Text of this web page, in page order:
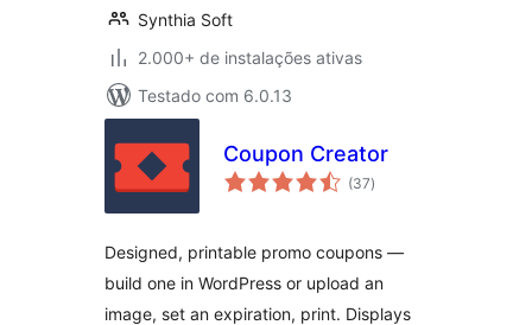
Synthia Soft
2.000+ de instalações ativas
Testado com 6.0.13
Coupon Creator
(37total
de
)
Designed, printable promo coupons —
build one in WordPress or upload an
image, set an expiration, print. Displays